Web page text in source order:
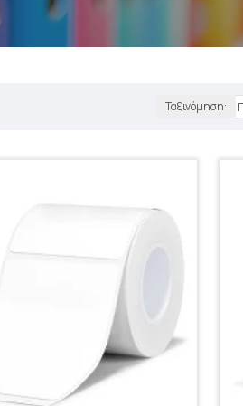
Ταξινόμηση: